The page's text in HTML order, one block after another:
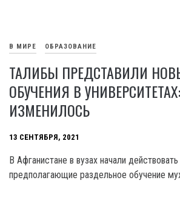
В МИРЕ ОБРАЗОВАНИЕ
ТАЛИБЫ ПРЕДСТАВИЛИ
ОБУЧЕНИЯ В
ИЗМЕНИЛОСЬ
13 СЕНТЯБРЯ, 2021
В Афганистане в вузах начали
предполагающие раздельное обучение